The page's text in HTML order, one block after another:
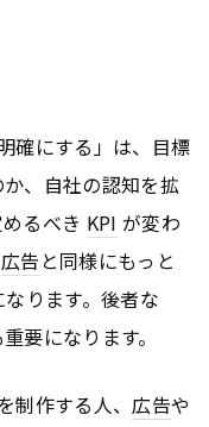
確にする」は、目標
、自社の認知を拡
るべき KPI が変わ
広告 と同様にもっと
なります。後者な
要になります。
制作する人、広告や